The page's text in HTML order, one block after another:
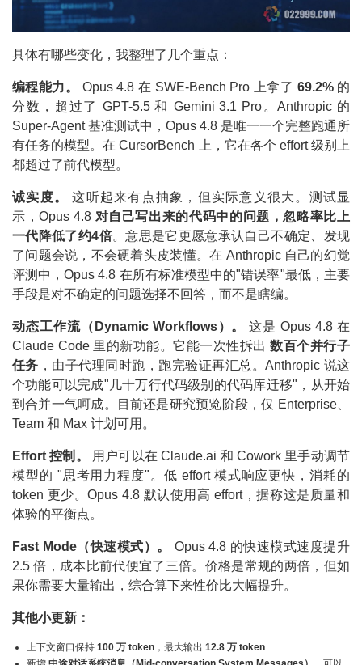
具体有哪些变化，我整理了几个重点：
编程能力。 Opus 4.8 在 SWE-Bench Pro 上拿了 69.2%的
分数，超过了 GPT-5.5 和 Gemini 3.1 Pro。Anthropic 的
Super-Agent 基准测试中，Opus 4.8 是唯一一个完整跑通所
有任务的模型。在 CursorBench 上，它在各个 effort 级别上
都超过了前代模型。
诚实度。
这听起来有点抽象，但实际意义很大。测试显
示，Opus 4.8 对自己写出来的代码中的问题，忽略率比上
一代降低了约4倍。意思是它更愿意承认自己不确定、发现
了问题会说，不会硬着头皮装懂。在 Anthropic 自己的幻觉
评测中，Opus 4.8 在所有标准模型中的"错误率"最低，主要
手段是对不确定的问题选择不回答，而不是瞎编。
动态工作流（Dynamic Workflows）。
这是 Opus 4.8 在
Claude Code 里的新功能。它能一次性拆出数百个并行子
任务 ，由子代理同时跑，跑完验证再汇总。Anthropic 说这
个功能可以完成"几十万行代码级别的代码库迁移"，从开始
到合并一气呵成。目前还是研究预览阶段，仅 Enterprise、
Team 和 Max 计划可用。
Effort 控制。
用户可以在 Claude.ai 和 Cowork 里手动调节
模型的 "思考用力程度"。低 effort 模式响应更快，消耗的
token 更少。Opus 4.8 默认使用高 effort，据称这是质量和
体验的平衡点。
Fast Mode（快速模式）。
Opus 4.8 的快速模式速度提升
2.5 倍，成本比前代便宜了三倍。价格是常规的两倍，但如
果你需要大量输出，综合算下来性价比大幅提升。
其他小更新：
上下文窗口保持 100 万 token ，最大输出 12.8 万 token